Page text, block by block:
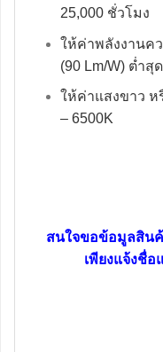
25,000 ชั่วโมง
ให้ค่าพลังงานค
(90 Lm/W) ต่ำสุ
ให้ค่าแสงขาว ห
– 6500K
สนใจขอข้อมูลสินค้
เพียงแจ้งชื่อ